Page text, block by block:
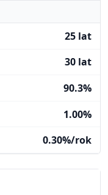
25 lat
30 lat
90.3%
1.00%
0.30%/rok